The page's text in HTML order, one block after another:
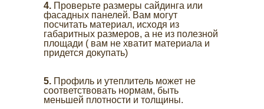
4. Проверьте размеры сайдинга или
фасадных панелей. Вам могут
посчитать материал, исходя из
габаритных размеров, а не из полезной
площади ( вам не хватит материала и
придется докупать)
5. Профиль и утеплитель может не
соответствовать нормам, быть
меньшей плотности и толщины.